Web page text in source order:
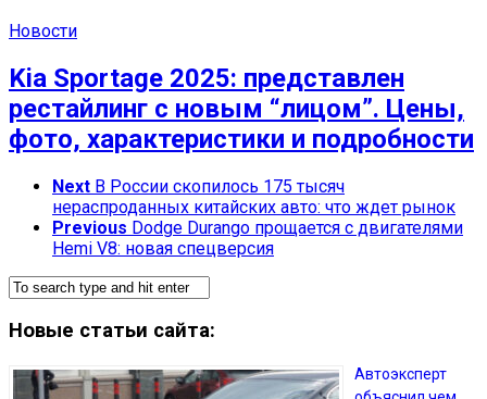
Новости
Kia Sportage 2025: представлен
рестайлинг с новым “лицом”. Цены,
фото, характеристики и подробности
Next В России скопилось 175 тысяч
нераспроданных китайских авто: что ждет рынок
Previous Dodge Durango прощается с двигателями
Hemi V8: новая спецверсия
Новые статьи сайта:
Автоэксперт